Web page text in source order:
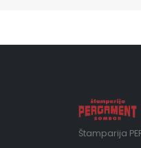
Štamparija